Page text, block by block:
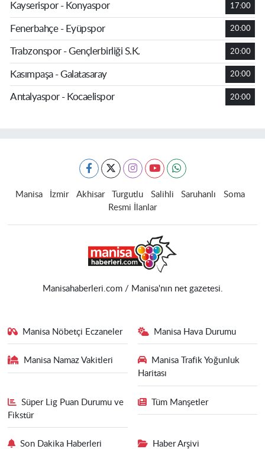
Kayserispor - Konyaspor
17:00
Fenerbahçe - Eyüpspor 20:00
Trabzonspor - Gençlerbirliği S.K. 20:00
Kasımpaşa - Galatasaray 20:00
Antalyaspor - Kocaelispor 20:00
Manisa İzmir Akhisar Turgutlu Salihli Saruhanlı
Soma
Resmi İlanlar
Manisahaberleri.com / Manisa'nın net gazetesi.
Manisa Nöbetçi Eczaneler Manisa Hava Durumu
Manisa Namaz Vakitleri
Manisa Trafik Yoğunluk
Haritası
Süper Lig Puan Durumu ve
Fikstür
Tüm Manşetler
Son Dakika Haberleri Haber Arşivi